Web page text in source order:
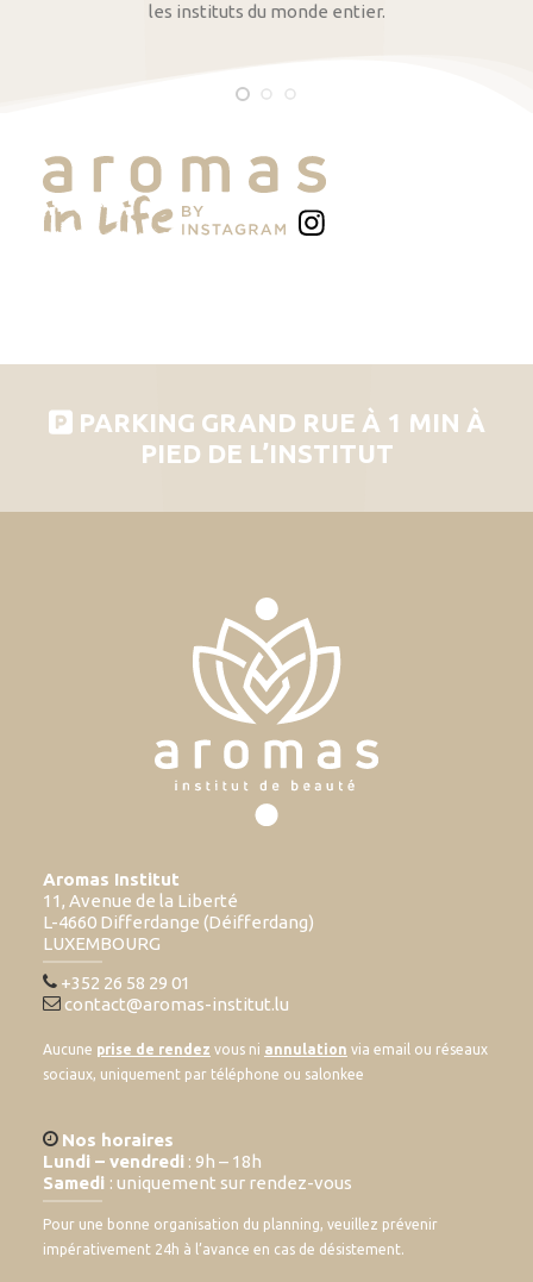
les instituts du monde entier.
PARKING GRAND RUE À 1 MIN À
PIED DE L’INSTITUT
Aromas Institut
11, Avenue de la Liberté
L-4660 Differdange (Déifferdang)
LUXEMBOURG
+352 26 58 29 01
contact@aromas-institut.lu
Aucune prise de rendez vous ni annulation via email ou réseaux
sociaux, uniquement par téléphone ou salonkee
Nos horaires
Lundi – vendredi : 9h – 18h
Samedi : uniquement sur rendez-vous
Pour une bonne organisation du planning, veuillez prévenir
impérativement 24h à l’avance en cas de désistement.